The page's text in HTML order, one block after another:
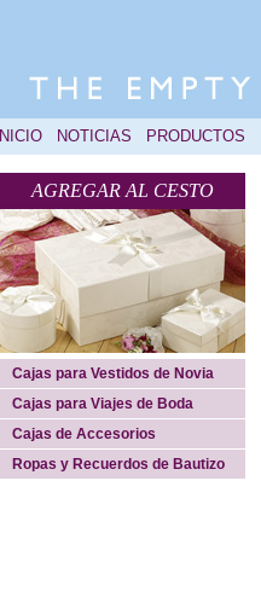
INICIO NOTICIAS PRODUCTOS
AGREGAR AL CESTO
Cajas para Vestidos de Novia
Cajas para Viajes de Boda
Cajas de Accesorios
Ropas y Recuerdos de Bautizo